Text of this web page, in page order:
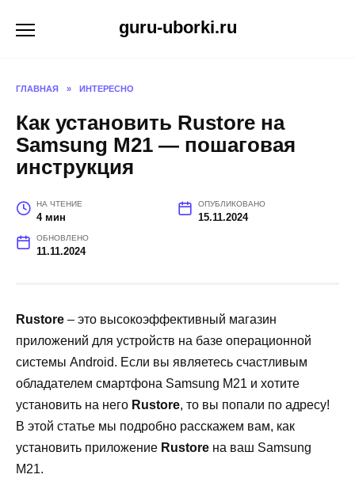
guru-uborki.ru
ГЛАВНАЯ » ИНТЕРЕСНО
Как установить Rustore на
Samsung M21 — пошаговая
инструкция
НА ЧТЕНИЕ
4 мин
ОПУБЛИКОВАНО
15.11.2024
ОБНОВЛЕНО
11.11.2024
Rustore – это высокоэффективный магазин
приложений для устройств на базе операционной
системы Android. Если вы являетесь счастливым
обладателем смартфона Samsung M21 и хотите
установить на него Rustore, то вы попали по адресу!
В этой статье мы подробно расскажем вам, как
установить приложение Rustore на ваш Samsung
M21.